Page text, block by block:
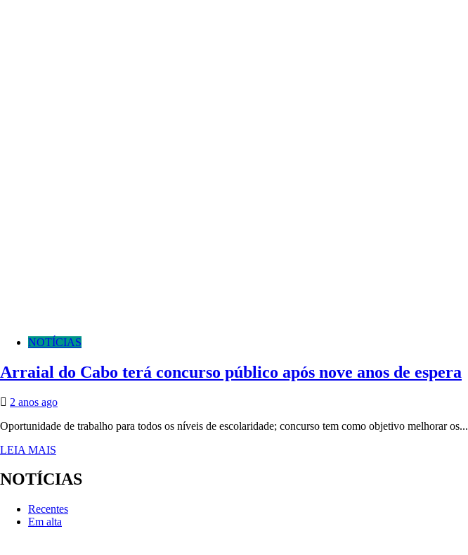
NOTÍCIAS
Arraial do Cabo terá concurso público após nove anos de espera
2 anos ago
Oportunidade de trabalho para todos os níveis de escolaridade; concurso tem como objetivo melhorar os...
LEIA MAIS
NOTÍCIAS
Recentes
Em alta